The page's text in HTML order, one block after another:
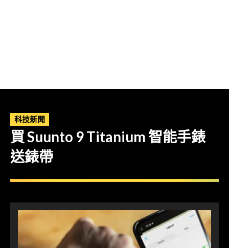
科技新聞
買 Suunto 9 Titanium 智能手錶
送錶帶